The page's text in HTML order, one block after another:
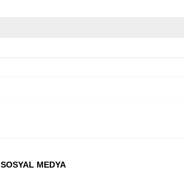
SOSYAL MEDYA